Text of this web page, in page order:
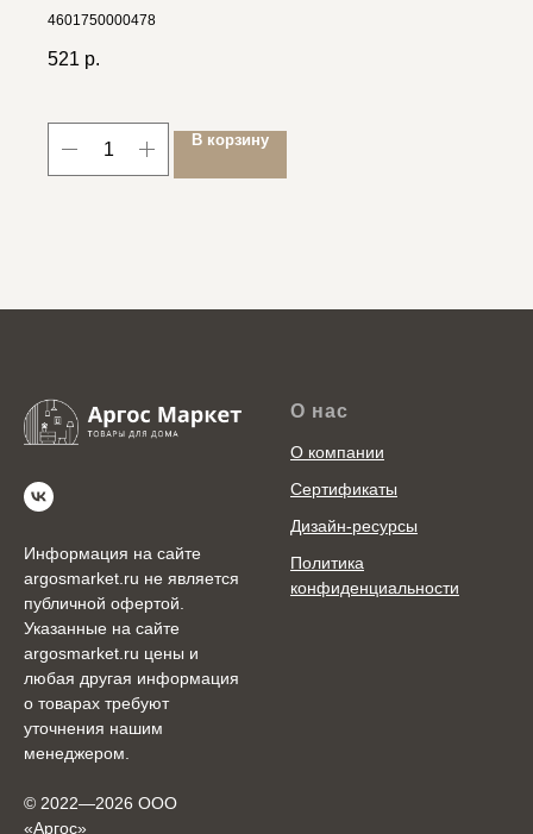
4601750000478
521 р.
В корзину
Информация на сайте
argosmarket.ru не является
публичной офертой.
Указанные на сайте
argosmarket.ru цены и
любая другая информация
о товарах требуют
уточнения нашим
менеджером.
© 2022—2026 ООО
«Аргоc»
О нас
О компании
Сертификаты
Дизайн-ресурсы
Политика
конфиденциальности